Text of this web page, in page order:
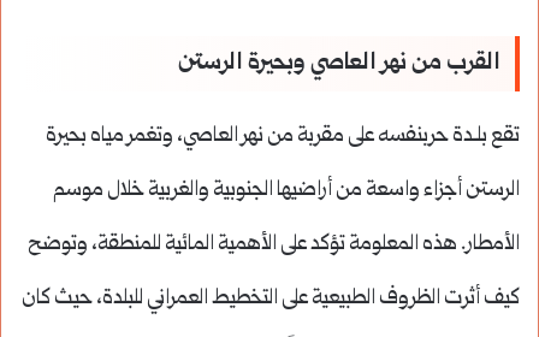
القرب من نهر العاصي وبحيرة الرستن
تقع بلـدة حربنفسه على مقربة من نهر العاصي، وتغمر مياه بحيرة
الرستن أجزاء واسعة من أراضيها الجنوبية والغربية خلال موسم
الأمطار. هذه المعلومة تؤكد على الأهمية المائية للمنطقة، وتوضح
كيف أثرت الظروف الطبيعية على التخطيط العمراني للبلدة، حيث كان